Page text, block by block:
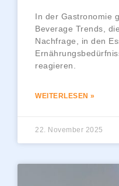
In der Gastronomie
Beverage Trends,
Nachfrage, in den
reagieren.
WEITERLESEN »
22. November 2025